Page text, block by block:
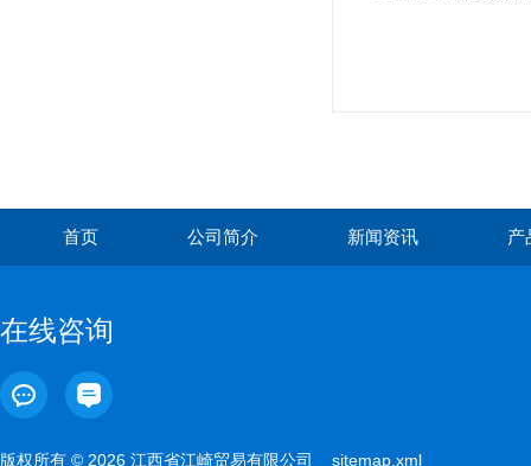
首页 公司简介 新闻资讯 产
在线咨询
版权所有 © 2026 江西省江崎贸易有限公司 sitemap.xml